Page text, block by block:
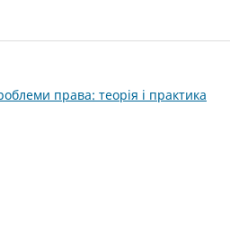
права: теорія і практика